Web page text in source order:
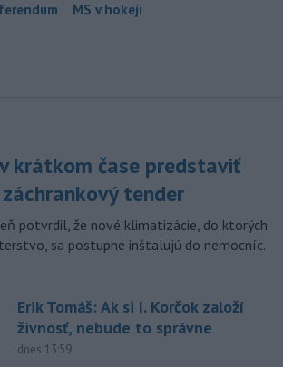
MS v hokeji
krátkom čase predstaviť
tender
potvrdil, že nové klimatizácie, do ktorých
sa postupne inštalujú do nemocníc.
Erik Tomáš: Ak si I. Korčok založí
živnosť, nebude to správne
dnes 13:59